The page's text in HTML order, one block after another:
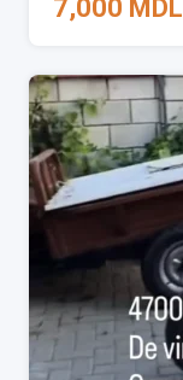
7,000 MDL